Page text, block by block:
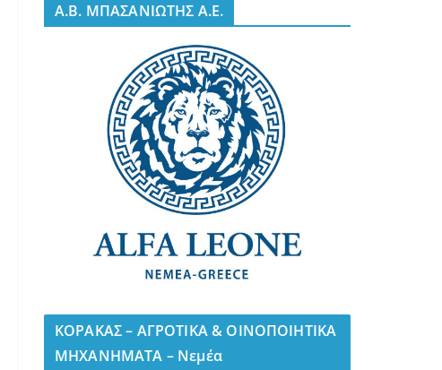
A.B. ΜΠΑΣΑΝΙΩΤΗΣ Α.Ε.
ΚΟΡΑΚΑΣ – ΑΓΡΟΤΙΚΑ & ΟΙΝΟΠΟΙΗΤΙΚΑ
ΜΗΧΑΝΗΜΑΤΑ – Νεμέα